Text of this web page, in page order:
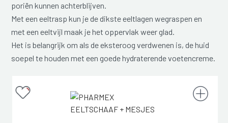
poriën kunnen achterblijven.
Met een eeltrasp kun je de dikste eeltlagen wegraspen en
met een eeltvijl maak je het oppervlak weer glad.
Het is belangrijk om als de eksteroog verdwenen is, de huid
soepel te houden met een goede hydraterende voetencreme.